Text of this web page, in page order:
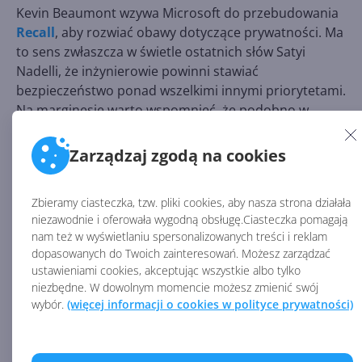
Zarządzaj zgodą na cookies
Zbieramy ciasteczka, tzw. pliki cookies, aby nasza strona działała
niezawodnie i oferowała wygodną obsługę.Ciasteczka pomagają
nam też w wyświetlaniu spersonalizowanych treści i reklam
dopasowanych do Twoich zainteresowań. Możesz zarządzać
ustawieniami cookies, akceptując wszystkie albo tylko
niezbędne. W dowolnym momencie możesz zmienić swój
wybór. (więcej informacji o cookies w polityce prywatności)
Kevin Beaumont wzywa Microsoft do przebudowania
Recall, aby rozwiać obawy dotyczące prywatności. Ma
to sens zwłaszcza w świetle ostatnich słów Satyi
Nadelli, że inżynierowie powinni stawiać
bezpieczeństwo ponad wszelkimi innymi priorytetami.
Na marginesie warto wspomnieć, że podobno w
powinien być zaznaczony jako domyślnie włączony w
OOBE (pierwszej konfiguracji komputera) na Copilot+
Aktualizacja: Recall domyślnie wyłączony i mocniej
zabezpieczony
Źródło:
https://x.com/GossiTheDog/status/
Źródło: